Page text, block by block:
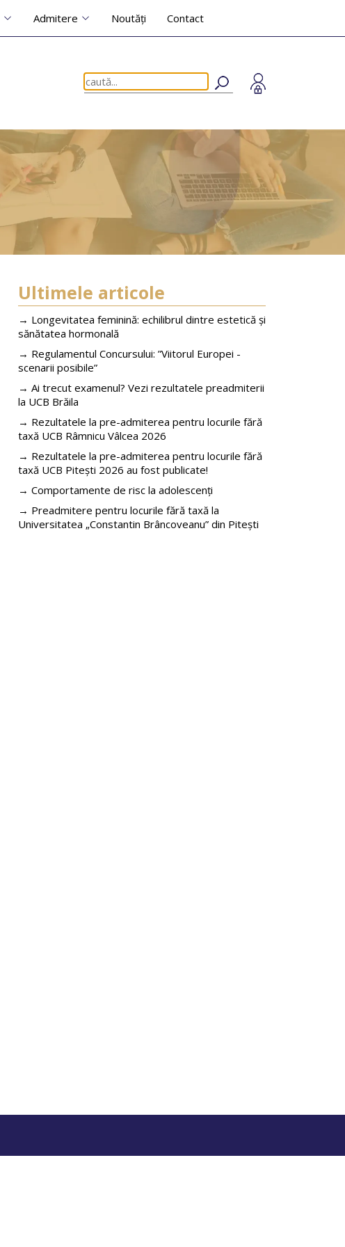
Admitere Noutăți Contact
Ultimele articole
→ Longevitatea feminină: echilibrul dintre estetică și
sănătatea hormonală
→ Regulamentul Concursului: ”Viitorul Europei -
scenarii posibile”
→ Ai trecut examenul? Vezi rezultatele preadmiterii
la UCB Brăila
→ Rezultatele la pre-admiterea pentru locurile fără
taxă UCB Râmnicu Vâlcea 2026
→ Rezultatele la pre-admiterea pentru locurile fără
taxă UCB Pitești 2026 au fost publicate!
→ Comportamente de risc la adolescenți
→ Preadmitere pentru locurile fără taxă la
Universitatea „Constantin Brâncoveanu” din Pitești